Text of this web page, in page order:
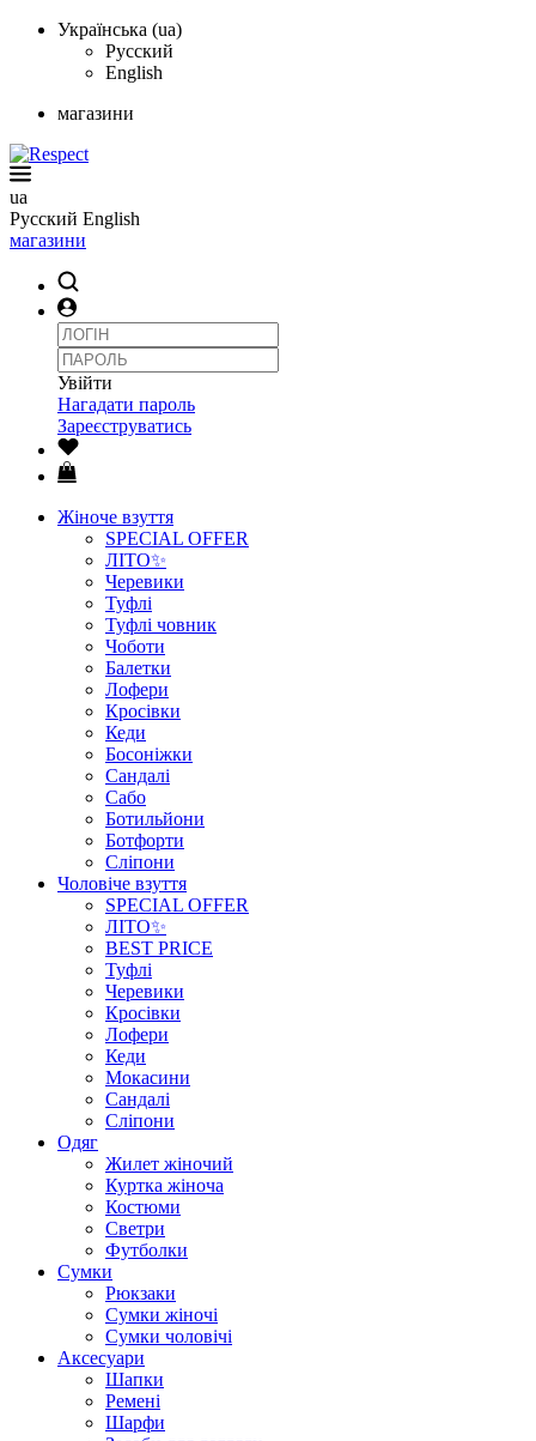
Українська (ua)
Русский
English
магазини
ua
Русский English
магазини
Увійти
Нагадати пароль
Зареєструватись
Жіноче взуття
SPECIAL OFFER
ЛІТО✨
Черевики
Туфлі
Туфлі човник
Чоботи
Балетки
Лофери
Кросівки
Кеди
Босоніжки
Сандалі
Сабо
Ботильйони
Ботфорти
Сліпони
Чоловіче взуття
SPECIAL OFFER
ЛІТО✨
BEST PRICE
Туфлі
Черевики
Кросівки
Лофери
Кеди
Мокасини
Сандалі
Сліпони
Одяг
Жилет жіночий
Куртка жіноча
Костюми
Светри
Футболки
Сумки
Рюкзаки
Сумки жіночі
Сумки чоловічі
Аксеcуари
Шапки
Ремені
Шарфи